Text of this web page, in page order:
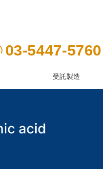
acid
03-5447-5760
受託製造